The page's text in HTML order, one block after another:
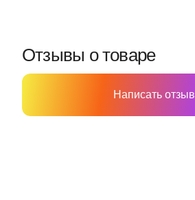
Отзывы о товаре
Написать отзыв